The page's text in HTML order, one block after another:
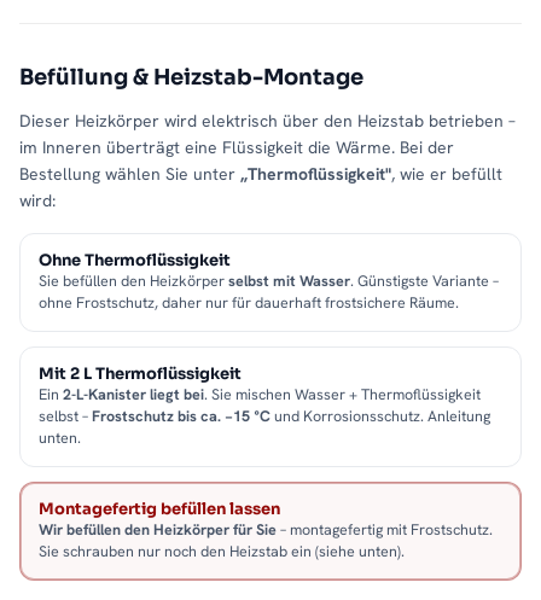
Befüllung & Heizstab-Montage
Dieser Heizkörper wird elektrisch über den Heizstab betrieben –
im Inneren überträgt eine Flüssigkeit die Wärme. Bei der
Bestellung wählen Sie unter „Thermoflüssigkeit", wie er befüllt
wird:
Ohne Thermoflüssigkeit
Sie befüllen den Heizkörperselbst mit Wasser. Günstigste Variante –
ohne Frostschutz, daher nur für dauerhaft frostsichere Räume.
Mit 2 L Thermoflüssigkeit
Ein 2-L-Kanister liegt bei. Sie mischen Wasser + Thermoflüssigkeit
selbst –Frostschutz bis ca. −15 °Cund Korrosionsschutz. Anleitung
unten.
Montagefertig befüllen lassen
Wir befüllen den Heizkörper für Sie– montagefertig mit Frostschutz.
Sie schrauben nur noch den Heizstab ein (siehe unten).